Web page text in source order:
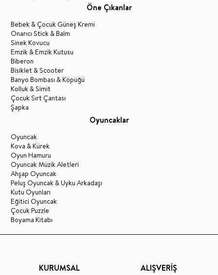
Öne Çıkanlar
Bebek & Çocuk Güneş Kremi
Onarıcı Stick & Balm
Sinek Kovucu
Emzik & Emzik Kutusu
Biberon
Bisiklet & Scooter
Banyo Bombası & Köpüğü
Kolluk & Simit
Çocuk Sırt Çantası
Şapka
Oyuncaklar
Oyuncak
Kova & Kürek
Oyun Hamuru
Oyuncak Müzik Aletleri
Ahşap Oyuncak
Peluş Oyuncak & Uyku Arkadaşı
Kutu Oyunları
Eğitici Oyuncak
Çocuk Puzzle
Boyama Kitabı
KURUMSAL ALIŞVERİŞ